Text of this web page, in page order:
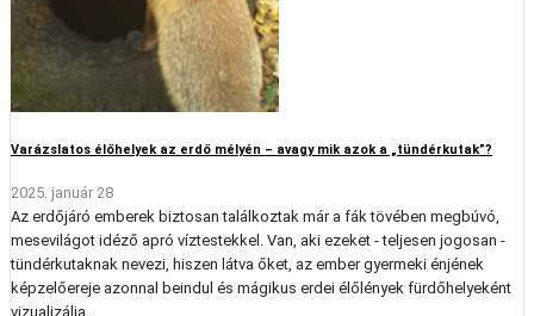
Varázslatos élőhelyek az erdő mélyén – avagy mik azok a „tündérkutak”?
2025. január 28
Az erdőjáró emberek biztosan találkoztak már a fák tövében megbúvó,
mesevilágot idéző apró víztestekkel. Van, aki ezeket - teljesen jogosan -
tündérkutaknak nevezi, hiszen látva őket, az ember gyermeki énjének
képzelőereje azonnal beindul és mágikus erdei élőlények fürdőhelyeként
vizualizálja.